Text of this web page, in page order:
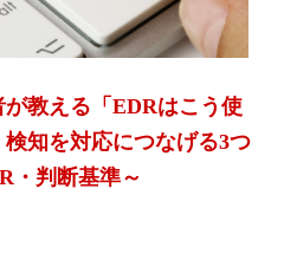
教える「EDRはこう使
知を対応につなげる3つ
・判断基準～